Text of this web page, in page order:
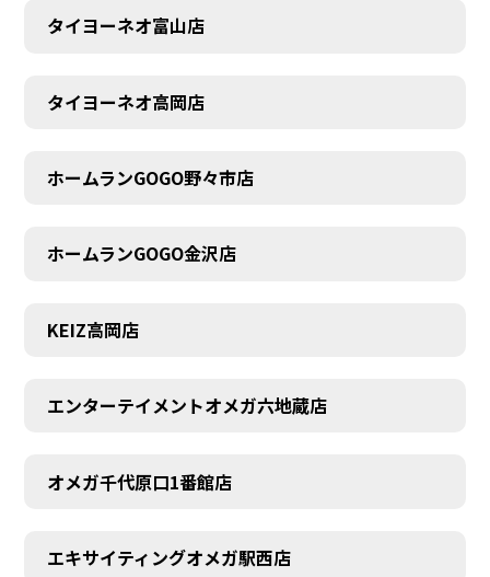
タイヨーネオ富山店
タイヨーネオ高岡店
ホームランGOGO野々市店
ホームランGOGO金沢店
KEIZ高岡店
エンターテイメントオメガ六地蔵店
オメガ千代原口1番館店
エキサイティングオメガ駅西店